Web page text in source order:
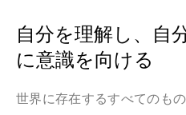
自分を理解し、自
に意識を向ける
世界に存在するすべてのも